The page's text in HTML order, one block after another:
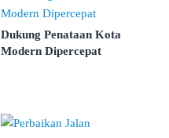
Dukung Penataan Kota
Modern Dipercepat